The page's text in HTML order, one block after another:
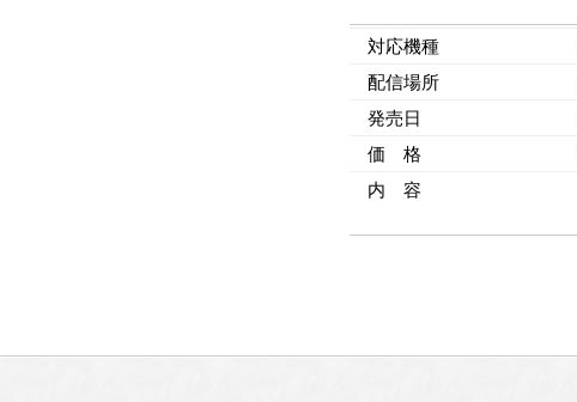
対応機種
配信場所
発売日
価 格
内 容